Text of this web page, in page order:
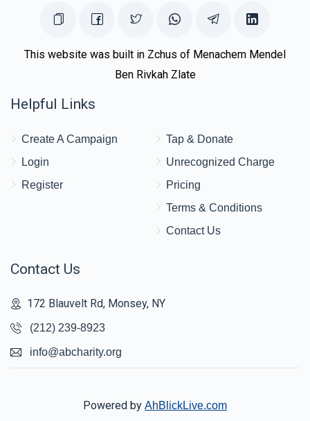
This website was built in Zchus of Menachem Mendel
Ben Rivkah Zlate
Helpful Links
Create A Campaign
Login
Register
Tap & Donate
Unrecognized Charge
Pricing
Terms & Conditions
Contact Us
Contact Us
172 Blauvelt Rd, Monsey, NY
(212) 239-8923
info@abcharity.org
Powered by AhBlickLive.com